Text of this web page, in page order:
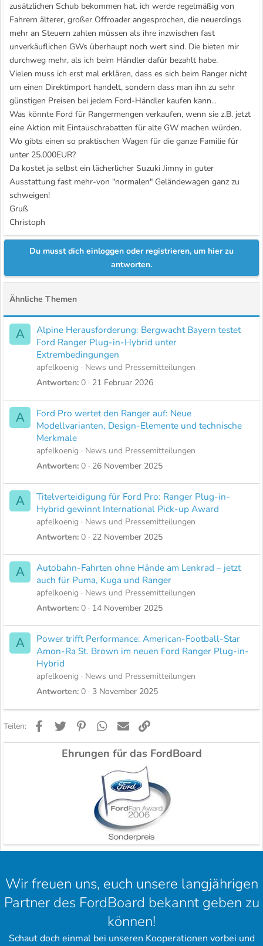
zusätzlichen Schub bekommen hat. ich werde regelmäßig von
Fahrern älterer, großer Offroader angesprochen, die neuerdings
mehr an Steuern zahlen müssen als ihre inzwischen fast
unverkäuflichen GWs überhaupt noch wert sind. Die bieten mir
durchweg mehr, als ich beim Händler dafür bezahlt habe.
Vielen muss ich erst mal erklären, dass es sich beim Ranger nicht
um einen Direktimport handelt, sondern dass man ihn zu sehr
günstigen Preisen bei jedem Ford-Händler kaufen kann...
Was könnte Ford für Rangermengen verkaufen, wenn sie z.B. jetzt
eine Aktion mit Eintauschrabatten für alte GW machen würden.
Wo gibts einen so praktischen Wagen für die ganze Familie für
unter 25.000EUR?
Da kostet ja selbst ein lächerlicher Suzuki Jimny in guter
Ausstattung fast mehr-von "normalen" Geländewagen ganz zu
schweigen!
Gruß
Christoph
Du musst dich einloggen oder registrieren, um hier zu
antworten.
Ähnliche Themen
A
Alpine Herausforderung: Bergwacht Bayern testet
Ford Ranger Plug-in-Hybrid unter
Extrembedingungen
apfelkoenig
News und Pressemitteilungen
Antworten 0 21 Februar 2026
A
Ford Pro wertet den Ranger auf: Neue
Modellvarianten, Design-Elemente und technische
Merkmale
apfelkoenig
News und Pressemitteilungen
Antworten 0 26 November 2025
A
Titelverteidigung für Ford Pro: Ranger Plug-in-
Hybrid gewinnt International Pick-up Award
apfelkoenig
News und Pressemitteilungen
Antworten 0 22 November 2025
A
Autobahn-Fahrten ohne Hände am Lenkrad – jetzt
auch für Puma, Kuga und Ranger
apfelkoenig
News und Pressemitteilungen
Antworten 0 14 November 2025
A
Power trifft Performance: American-Football-Star
Amon-Ra St. Brown im neuen Ford Ranger Plug-in-
Hybrid
apfelkoenig
News und Pressemitteilungen
Antworten 0 3 November 2025
Teilen: FacebookTwitter PinterestWhatsApp
E-Mail
Ehrungen für das FordBoard
Wir freuen uns, euch unsere langjährigen
Partner des FordBoard bekannt geben zu
können!
Schaut doch einmal bei unseren Kooperationen vorbei und